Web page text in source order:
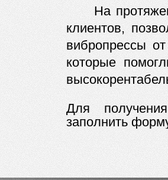
На
клиентов,
вибропрессы
которые
Для
заполнить